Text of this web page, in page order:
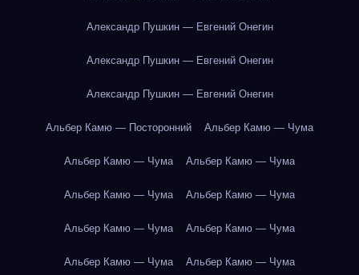
Александр Пушкин — Евгений Онегин
Александр Пушкин — Евгений Онегин
Александр Пушкин — Евгений Онегин
Альбер Камю — Посторонний Альбер Камю — Чума
Альбер Камю — Чума Альбер Камю — Чума
Альбер Камю — Чума Альбер Камю — Чума
Альбер Камю — Чума Альбер Камю — Чума
Альбер Камю — Чума Альбер Камю — Чума